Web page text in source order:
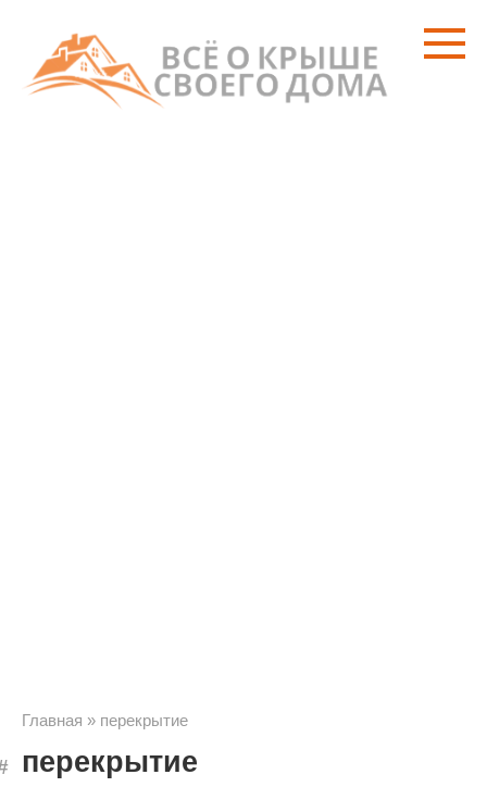
контенту
Главная » перекрытие
перекрытие